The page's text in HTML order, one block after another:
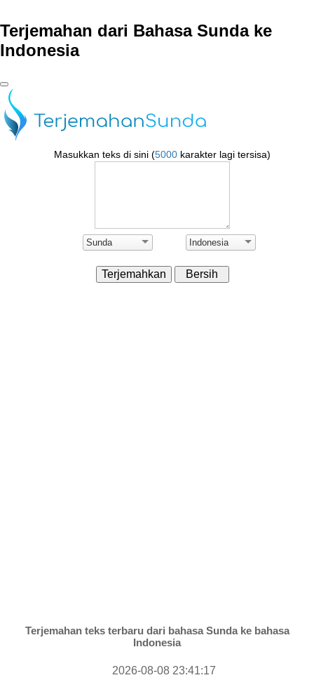
Terjemahan dari Bahasa Sunda ke
Indonesia
Masukkan teks di sini (5000 karakter lagi tersisa)
Sunda Indonesia
Terjemahan teks terbaru dari bahasa Sunda ke bahasa
Indonesia
2026-08-08 23:41:17